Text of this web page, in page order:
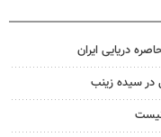
دریایی ایران
در سیده زینب
نیست